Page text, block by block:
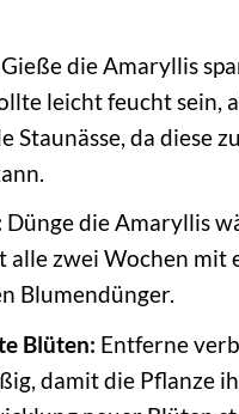
Gieße die Amaryllis
leicht feucht sein,
Staunässe, da diese
Dünge die Amaryllis
alle zwei Wochen mit
Blumendünger.
Blüten: Entferne
damit die Pflanze